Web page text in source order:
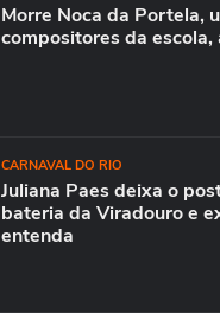
Morre Noca da Portela,
compositores da escola,
CARNAVAL DO RIO
Juliana Paes deixa o
bateria da Viradouro e
entenda